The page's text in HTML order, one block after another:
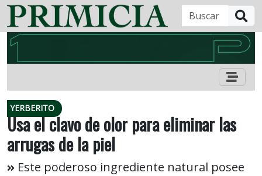
YERBERITO
Usa el clavo de olor para eliminar las
arrugas de la piel
Este poderoso ingrediente natural posee